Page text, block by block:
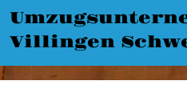
Villingen